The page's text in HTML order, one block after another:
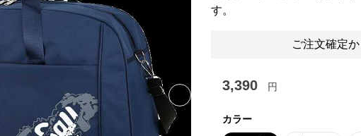
Next slide
す。
ご注文確定
3,390 円
カラー